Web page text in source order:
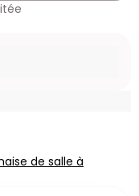
de salle à